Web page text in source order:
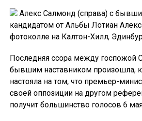
Алекс Салмонд (справа) с
кандидатом от Альбы Лотиан
фотоколле на Калтон-Хилл,
Последняя ссора между госпожой
бывшим наставником произошла,
настояла на том, что премьер-
своей оппозиции на другом
получит большинство голосов 6